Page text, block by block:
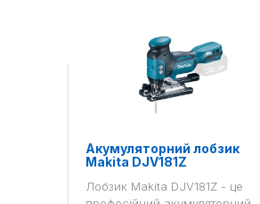
Акумуляторний лобзик
Makita DJV181Z
Лобзик Makita DJV181Z - це